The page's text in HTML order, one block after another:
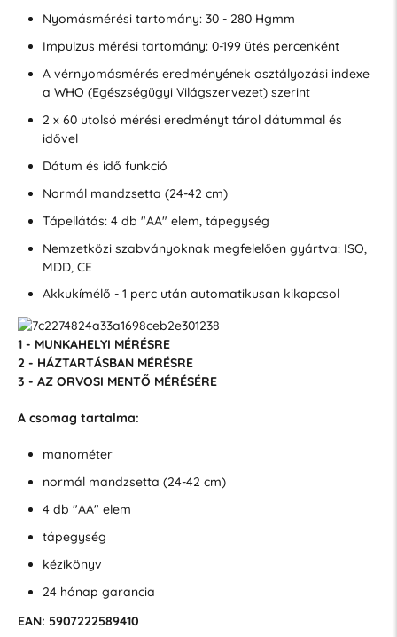
Nyomásmérési tartomány: 30 - 280 Hgmm
Impulzus mérési tartomány: 0-199 ütés percenként
A vérnyomásmérés eredményének osztályozási indexe
a WHO (Egészségügyi Világszervezet) szerint
2 x 60 utolsó mérési eredményt tárol dátummal és
idővel
Dátum és idő funkció
Normál mandzsetta (24-42 cm)
Tápellátás: 4 db "AA" elem, tápegység
Nemzetközi szabványoknak megfelelően gyártva: ISO,
MDD, CE
Akkukímélő - 1 perc után automatikusan kikapcsol
1 - MUNKAHELYI MÉRÉSRE
2 - HÁZTARTÁSBAN MÉRÉSRE
3 - AZ ORVOSI MENTŐ MÉRÉSÉRE
A csomag tartalma:
manométer
normál mandzsetta (24-42 cm)
4 db "AA" elem
tápegység
kézikönyv
24 hónap garancia
EAN: 5907222589410